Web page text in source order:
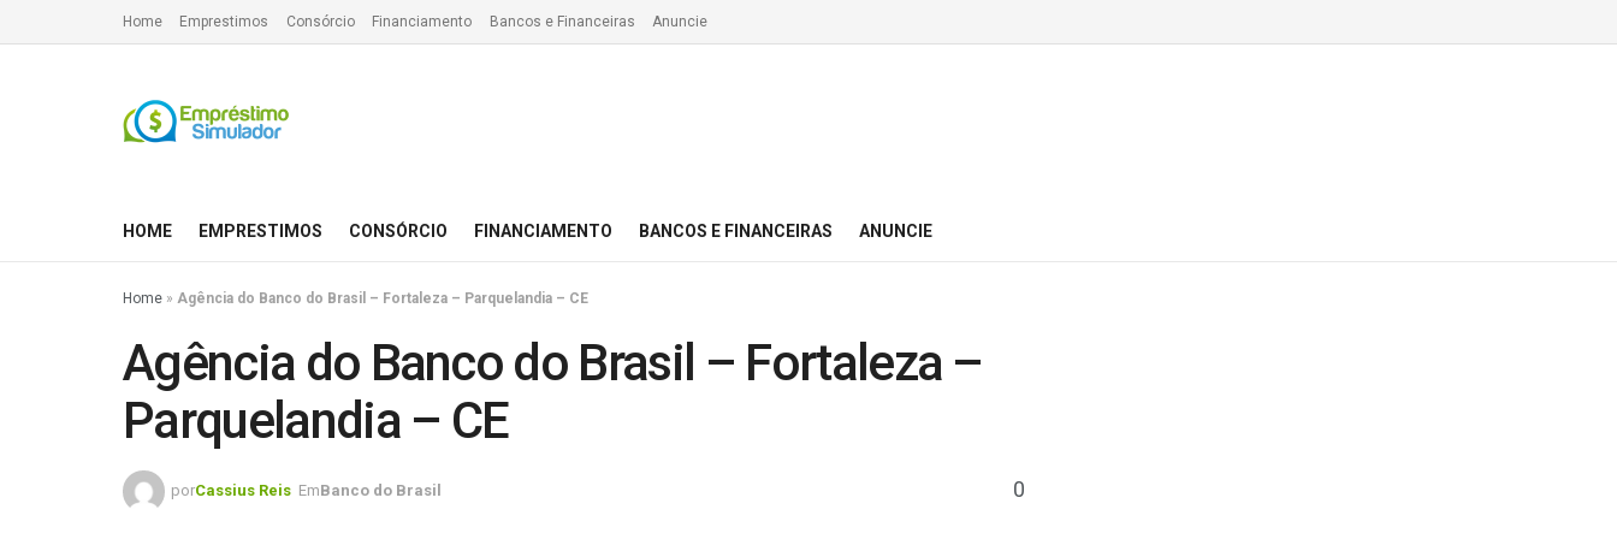
Home Emprestimos Consórcio Financiamento Bancos e Financeiras Anuncie
HOME EMPRESTIMOS CONSÓRCIO FINANCIAMENTO BANCOS E FINANCEIRAS ANUNCIE
Home » Agência do Banco do Brasil – Fortaleza – Parquelandia – CE
Agência do Banco do Brasil – Fortaleza –
Parquelandia – CE
porCassius Reis EmBanco do Brasil 0